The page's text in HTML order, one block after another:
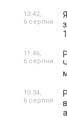
13:42,
6 серпня
11:46,
6 серпня
10:34,
6 серпня